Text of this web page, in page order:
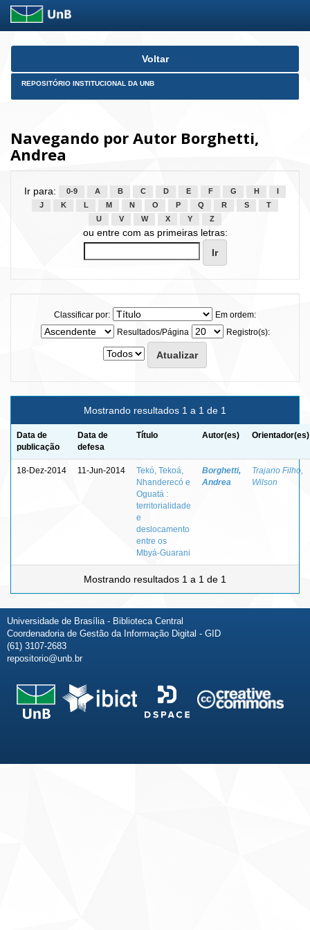
Skip
Voltar
REPOSITÓRIO INSTITUCIONAL DA UNB
Navegando por Autor Borghetti,
Andrea
Ir para: 0-9 A B C D E F G H
J
K L M N O P Q R S
T
U
V W X Y Z
ou entre com as primeiras letras:
Classificar por:
Em ordem:
Resultados/Página
Registro(s):
Mostrando resultados 1 a 1 de 1
Data de
publicação
Data de
defesa
Título Autor(es) Orientador(es)
18-Dez-2014 11-Jun-2014
Tekó, Tekoá,
Nhanderecó e
Oguatá :
territorialidade
e
deslocamento
entre os
Mbyá-Guarani
Borghetti,
Andrea
Trajano Filho,
Wilson
Mostrando resultados 1 a 1 de 1
Universidade de Brasília - Biblioteca Central
Coordenadoria de Gestão da Informação Digital - GID
(61) 3107-2683
repositorio@unb.br